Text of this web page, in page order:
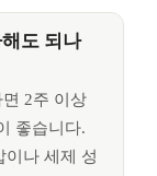
도 되나
2주 이상
좋습니다.
이나 세제 성